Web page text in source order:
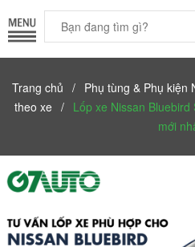
Trang chủ / Phụ tùng & Phụ kiện
theo xe / Lốp xe Nissan
mới